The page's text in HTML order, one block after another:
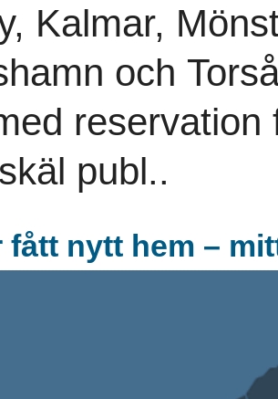
Kalmar,
och
publ..
fått nytt hem –